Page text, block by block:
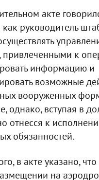
акте
руководитель
привлеченными к
информацию и
возможные
вооруженных
однако, вступая в
отнесся к
обязанностей.
в акте указано,
на